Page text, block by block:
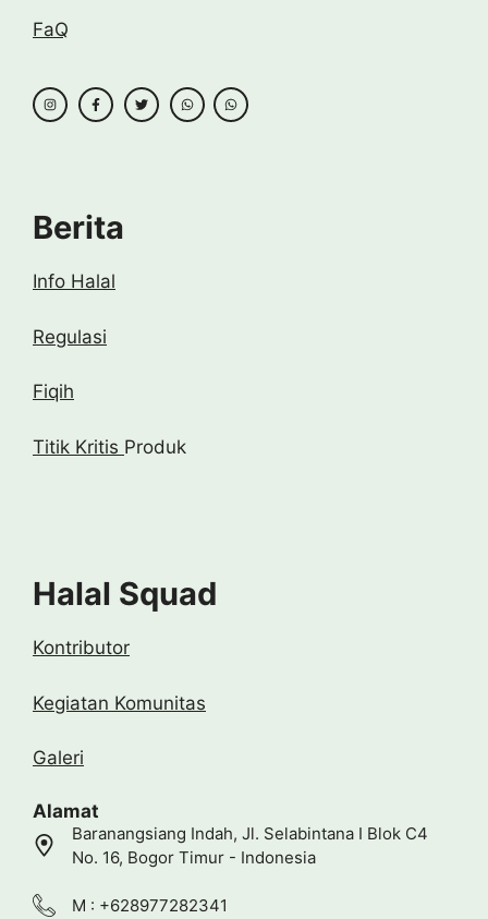
FaQ
Berita
Info Halal
Regulasi
Fiqih
Titik Kritis Produk
Halal Squad
Kontributor
Kegiatan Komunitas
Galeri
Alamat
Baranangsiang Indah, Jl. Selabintana I Blok C4
No. 16, Bogor Timur - Indonesia
M : +628977282341